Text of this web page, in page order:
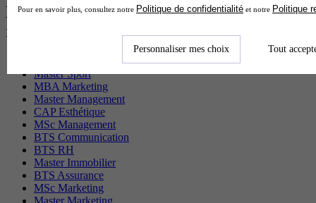
Les diplômes par filière les plus
recherchés
Master Sport
MBA Marketing
Master Management
CAP Esthétique
MSc Management
BTS Communication
BTS RH
Master Immobilier
BTS Assurance
MSc Marketing
Pour en savoir plus, consultez notre Politique de confidentialité et notre Politique
Personnaliser mes choix Tout